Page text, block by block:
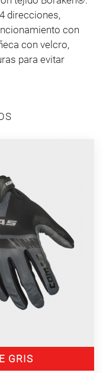
direcciones,
con
con velcro,
para evitar
GRIS